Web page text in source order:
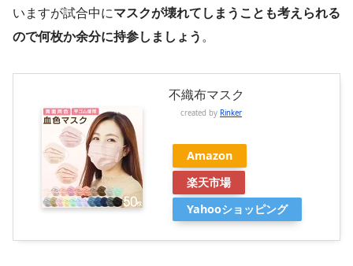
いますが試合中にマスクが壊れてしまうことも考えられる
ので何枚か余分に持参しましょう。
不織布マスク
created by Rinker
Amazon
楽天市場
Yahooショッピング